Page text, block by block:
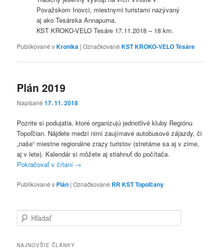
Považskom Inovci, miestnymi turistami nazývaný
aj ako Tesárska Annapurna.
KST KROKO-VELO Tesáre 17.11.2018 – 18 km.
Publikované vKronika |Označkované KST KROKO-VELO Tesáre
Plán 2019
Napísané17. 11. 2018
Pozrite si podujatia, ktoré organizujú jednotlivé kluby Regiónu
Topoľčian. Nájdete medzi nimi zaujímavé autobusové zájazdy, či
„naše“ miestne regionálne zrazy turistov (stretáme sa aj v zime,
aj v lete). Kalendár si môžete aj stiahnuť do počítača.
Pokračovať v čítaní →
Publikované v Plán |Označkované RR KST Topoľčany
ľ
d
NAJNOVŠIE ČLÁNKY